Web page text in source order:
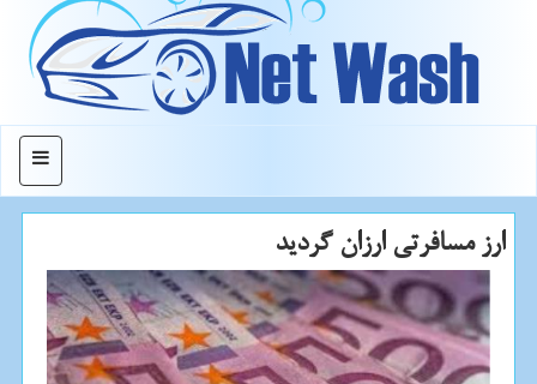
منو
ارز مسافرتی ارزان گردید